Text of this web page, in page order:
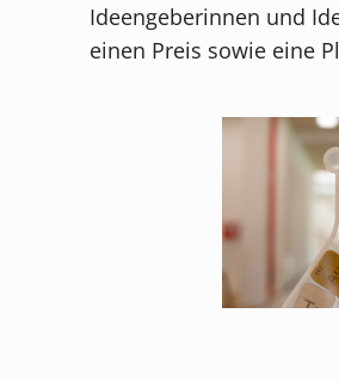
Ideengeberinnen und
einen Preis sowie eine